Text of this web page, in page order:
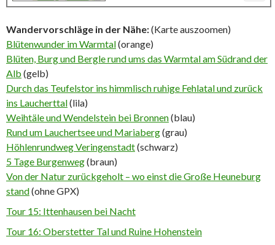
Wandervorschläge in der Nähe:(Karte auszoomen)
Blütenwunder im Warmtal(orange)
Blüten, Burg und Bergle rund ums das Warmtal am Südrand der
Alb (gelb)
Durch das Teufelstor ins himmlisch ruhige Fehlatal und zurück
ins Laucherttal(lila)
Weihtäle und Wendelstein bei Bronnen(blau)
Rund um Lauchertsee und Mariaberg(grau)
Höhlenrundweg Veringenstadt(schwarz)
5 Tage Burgenweg(braun)
Von der Natur zurückgeholt – wo einst die Große Heuneburg
stand(ohne GPX)
Tour 15: Ittenhausen bei Nacht
Tour 16: Oberstetter Tal und Ruine Hohenstein